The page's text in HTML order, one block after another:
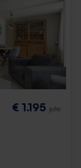
€ 1.195 p/m